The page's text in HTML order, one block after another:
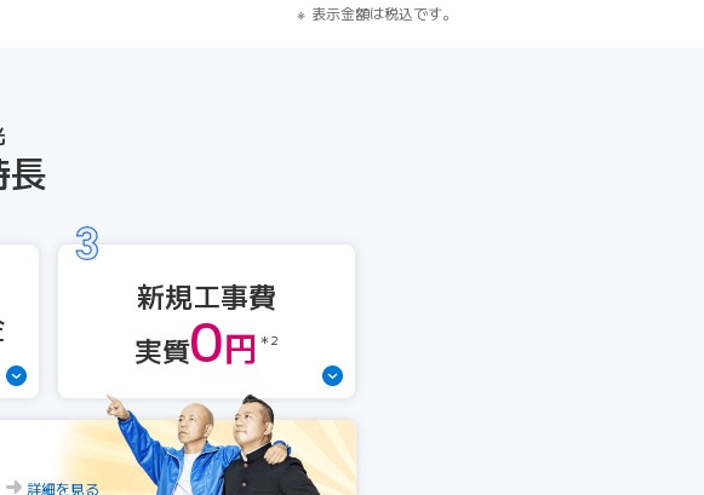
表示金額は税込です。
新規工事費
実質0円 ＊2
詳細を見る